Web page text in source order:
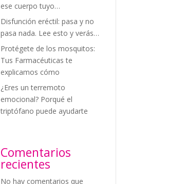
ese cuerpo tuyo…
Disfunción eréctil: pasa y no
pasa nada. Lee esto y verás…
Protégete de los mosquitos:
Tus Farmacéuticas te
explicamos cómo
¿Eres un terremoto
emocional? Porqué el
triptófano puede ayudarte
Comentarios
recientes
No hay comentarios que